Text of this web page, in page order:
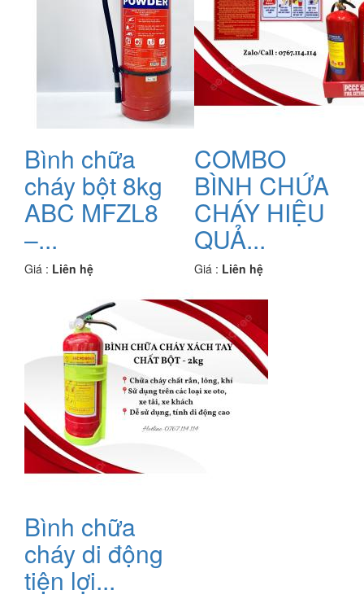
Bình chữa
cháy bột 8kg
ABC MFZL8
–...
Giá : Liên hệ
COMBO
BÌNH CHỨA
CHÁY HIỆU
QUẢ...
Giá : Liên hệ
Bình chữa
cháy di động
tiện lợi...